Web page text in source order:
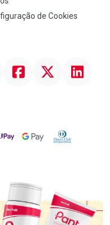
de Cookies
FacebookTwitter Linkedin
Google PayDiners Club